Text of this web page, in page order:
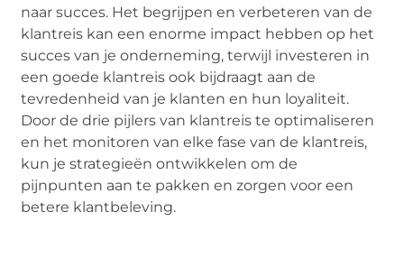
naar succes. Het begrijpen en verbeteren van de
klantreis kan een enorme impact hebben op het
succes van je onderneming, terwijl investeren in
een goede klantreis ook bijdraagt aan de
tevredenheid van je klanten en hun loyaliteit.
Door de drie pijlers van klantreis te optimaliseren
en het monitoren van elke fase van de klantreis,
kun je strategieën ontwikkelen om de
pijnpunten aan te pakken en zorgen voor een
betere klantbeleving.